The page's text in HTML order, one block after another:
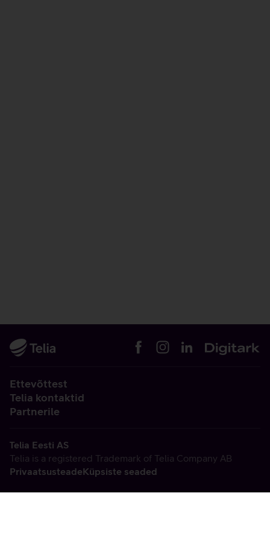
Ettevõttest
Telia kontaktid
Partnerile
Telia Eesti AS
Telia is a registered Trademark of Telia Company AB
PrivaatsusteadeKüpsiste seaded